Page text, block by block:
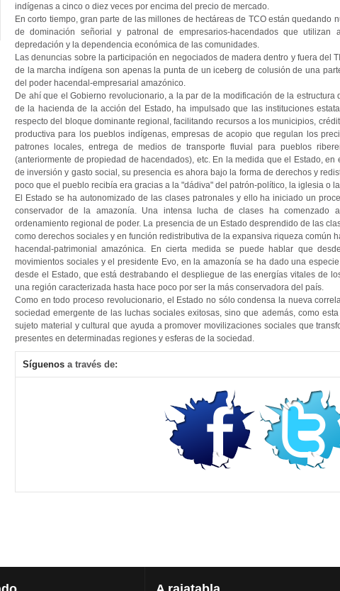
indígenas a cinco o diez veces por encima del precio de mercado.
En corto tiempo, gran parte de las millones de hectáreas de TCO están quedando
de dominación señorial y patronal de empresarios-hacendados que utilizan
depredación y la dependencia económica de las comunidades.
Las denuncias sobre la participación en negociados de madera dentro y fuera del
de la marcha indígena son apenas la punta de un iceberg de colusión de una
del poder hacendal-empresarial amazónico.
De ahí que el Gobierno revolucionario, a la par de la modificación de la
de la hacienda de la acción del Estado, ha impulsado que las instituciones
respecto del bloque dominante regional, facilitando recursos a los municipios,
productiva para los pueblos indígenas, empresas de acopio que regulan los
patrones locales, entrega de medios de transporte fluvial para pueblos
(anteriormente de propiedad de hacendados), etc. En la medida que el Estado,
de inversión y gasto social, su presencia es ahora bajo la forma de derechos y
poco que el pueblo recibía era gracias a la "dádiva" del patrón-político, la iglesia o
El Estado se ha autonomizado de las clases patronales y ello ha iniciado un
conservador de la amazonía. Una intensa lucha de clases ha comenzado
ordenamiento regional de poder. La presencia de un Estado desprendido de las
como derechos sociales y en función redistributiva de la expansiva riqueza común
hacendal-patrimonial amazónica. En cierta medida se puede hablar que
movimientos sociales y el presidente Evo, en la amazonía se ha dado una
desde el Estado, que está destrabando el despliegue de las energías vitales de
una región caracterizada hasta hace poco por ser la más conservadora del país.
Como en todo proceso revolucionario, el Estado no sólo condensa la nueva
sociedad emergente de las luchas sociales exitosas, sino que además, como
sujeto material y cultural que ayuda a promover movilizaciones sociales que
presentes en determinadas regiones y esferas de la sociedad.
Síguenos a través de: